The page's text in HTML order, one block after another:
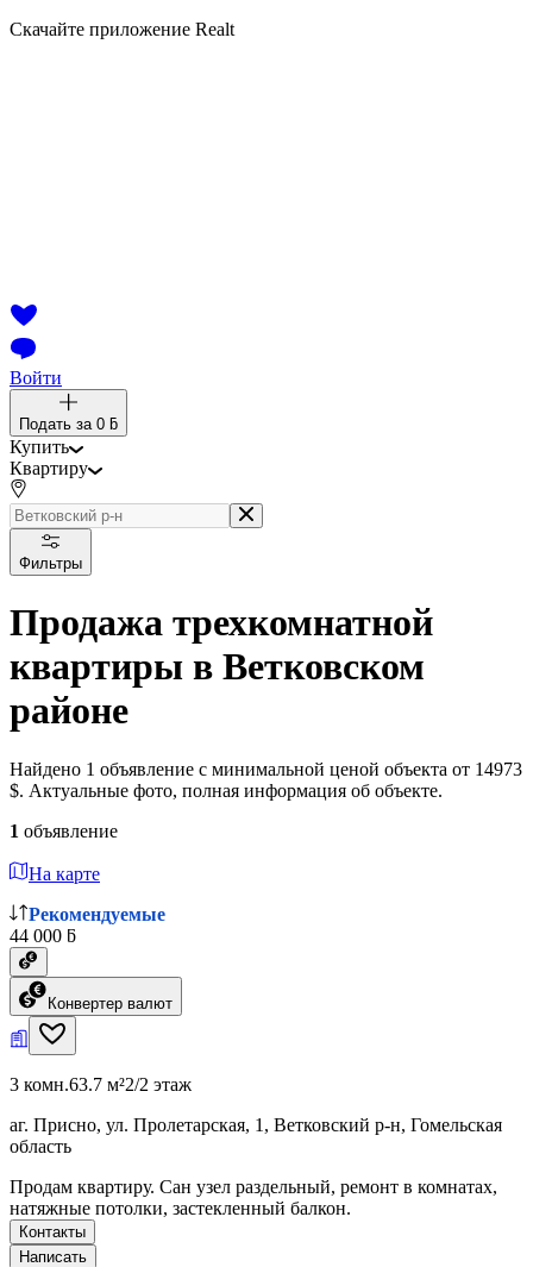
Скачайте приложение Realt
Войти
Подать за 0 ƃ
Купить
Квартиру
Фильтры
Продажа трехкомнатной
квартиры в Ветковском
районе
Найдено 1 объявление с минимальной ценой объекта от 14973
$. Актуальные фото, полная информация об объекте.
1 объявление
На карте
Рекомендуемые
44 000 ƃ
Конвертер валют
3 комн.63.7 м²2/2 этаж
аг. Присно, ул. Пролетарская, 1, Ветковский р-н, Гомельская
область
Продам квартиру. Сан узел раздельный, ремонт в комнатах,
натяжные потолки, застекленный балкон.
Контакты
Написать